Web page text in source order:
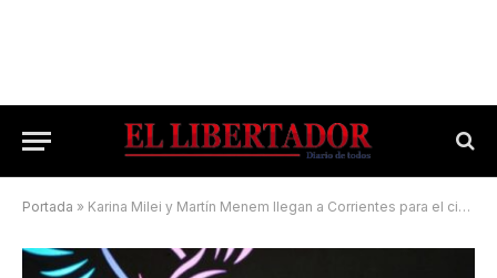
Portada » Karina Milei y Martín Menem llegan a Corrientes para el cierre de campaña